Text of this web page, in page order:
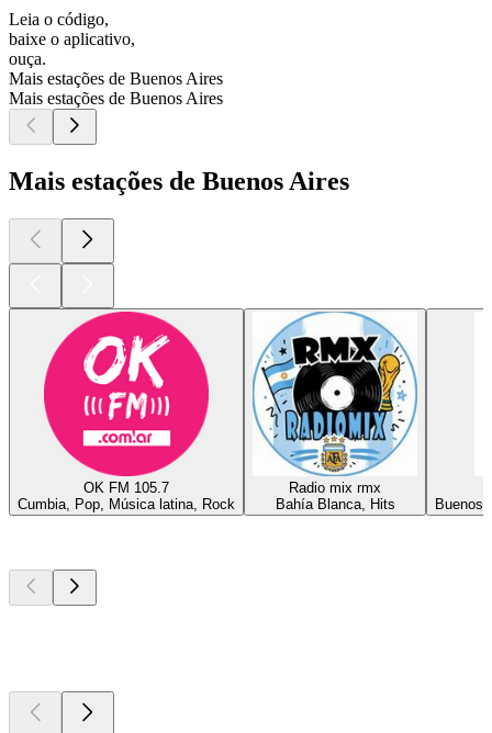
Leia o código,
baixe o aplicativo,
ouça.
Mais estações de Buenos Aires
Mais estações de Buenos Aires
Mais estações de Buenos Aires
OK FM 105.7
Cumbia, Pop, Música latina, Rock
Radio mix rmx
Bahía Blanca, Hits
Buenos